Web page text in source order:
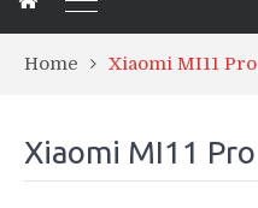
Home Xiaomi MI11 Pro
Xiaomi MI11 Pro